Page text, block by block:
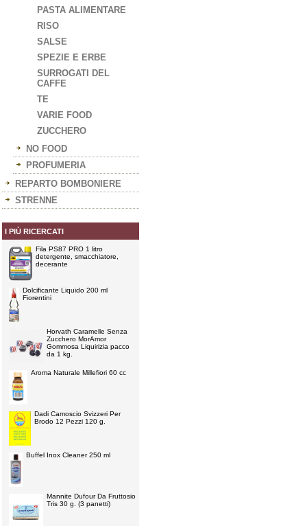
PASTA ALIMENTARE
RISO
SALSE
SPEZIE E ERBE
SURROGATI DEL
CAFFE
TE
VARIE FOOD
ZUCCHERO
NO FOOD
PROFUMERIA
REPARTO BOMBONIERE
STRENNE
I PIÙ RICERCATI
Fila PS87 PRO 1 litro
detergente, smacchiatore,
decerante
Dolcificante Liquido 200 ml
Fiorentini
Horvath Caramelle Senza
Zucchero MorAmor
Gommosa Liquirizia pacco
da 1 kg.
Aroma Naturale Millefiori 60 cc
Dadi Camoscio Svizzeri Per
Brodo 12 Pezzi 120 g.
Buffel Inox Cleaner 250 ml
Mannite Dufour Da Fruttosio
Tris 30 g. (3 panetti)